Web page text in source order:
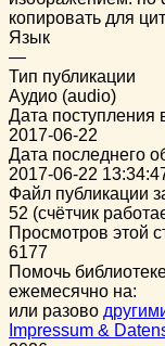
копировать для
Язык
—
Тип публикации
Аудио (audio)
Дата поступления
2017-06-22
Дата последнего
2017-06-22
Файл публикации
52 (счётчик
Просмотров этой
6177
Помочь
ежемесячно на:
или разово
Impressum &